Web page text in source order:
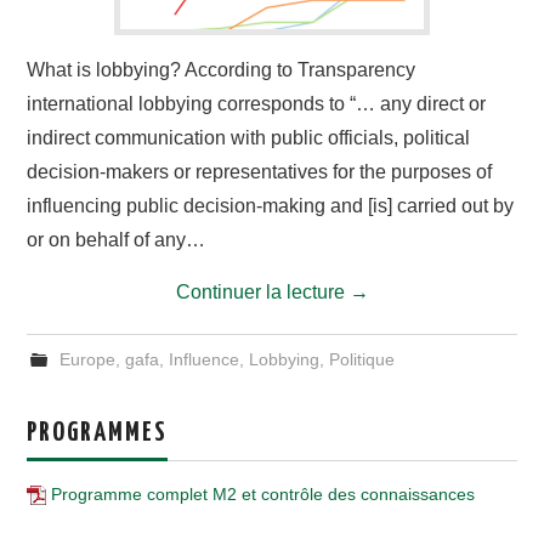
CONTACT
What is lobbying? According to Transparency
international lobbying corresponds to “… any direct or
indirect communication with public officials, political
decision-makers or representatives for the purposes of
influencing public decision-making and [is] carried out by
or on behalf of any…
Continuer la lecture →
Europe gafa Influence Lobbying Politique
PROGRAMMES
Programme complet M2 et contrôle des connaissances